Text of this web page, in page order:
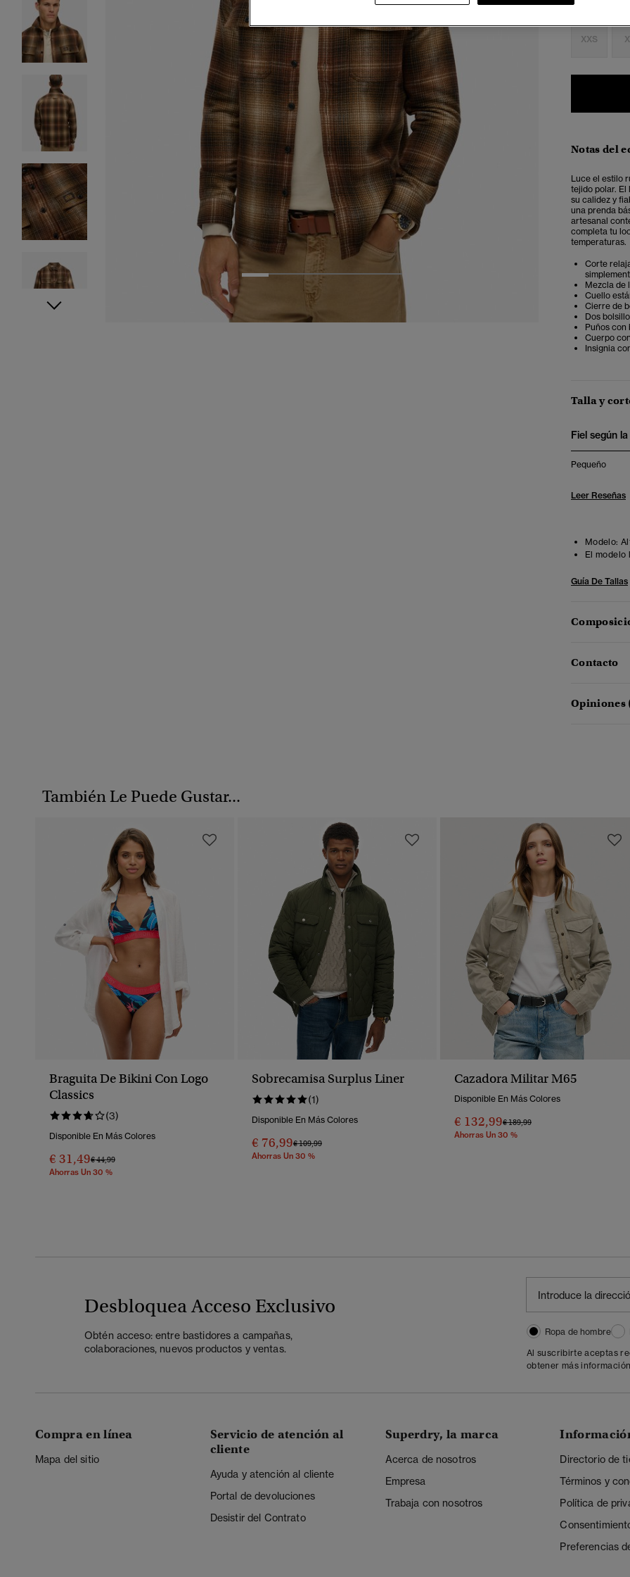
3
Seleccionar
XXS
Notas del
Luce el estilo
tejido polar.
su calidez y
una prenda
artesanal
completa tu
temperaturas.
Corte
Mezcla de
Cuello
Cierre de
Dos
Puños con
Cuerpo
Insignia
Talla y
Fiel según
Pequeño
Leer Reseñas
Modelo:
El modelo
Guía De Tallas
Contacto
Opiniones
También Le Puede Gustar...
Braguita De Bikini Con Logo
Classics
(3)
Disponible En Más Colores
€ 31,49Precio Rebajado De
€ 44,99A
Ahorras Un 30 %
Sobrecamisa Surplus Liner
(1)
Disponible En Más Colores
€ 76,99Precio Rebajado De
€ 109,99A
Ahorras Un 30 %
Cazadora Militar M65
Disponible En Más Colores
€ 132,99Precio Rebajado De
€ 189,99A
Ahorras Un 30 %
Desbloquea Acceso Exclusivo
Obtén acceso: entre bastidores a campañas,
colaboraciones, nuevos productos y ventas.
Ropa de hombre
Al suscribirte aceptas
obtener más
Compra en línea
Mapa del sitio
Servicio de atención al
cliente
Ayuda y atención al cliente
Portal de devoluciones
Desistir del Contrato
Superdry, la marca
Acerca de nosotros
Empresa
Trabaja con nosotros
Directorio de
Términos y
Política de
Preferencias